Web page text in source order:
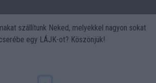
szállítunk Neked, melyekkel nagyon sokat
egy LÁJK-ot? Köszönjük!